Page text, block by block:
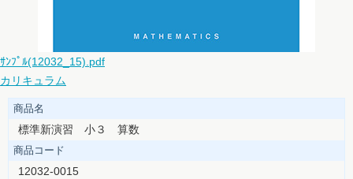
ｻﾝﾌﾟﾙ(12032_15).pdf
カリキュラム
商品名
標準新演習 小３ 算数
商品コード
12032-0015